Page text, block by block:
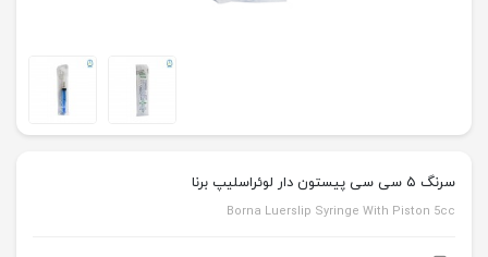
سرنگ ۵ سی سی پیستون دار لوئراسلیپ برنا
Borna Luerslip Syringe With Piston 5cc